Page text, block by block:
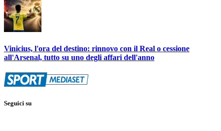
Vinicius, l'ora del destino: rinnovo con il Real o cessione
all'Arsenal, tutto su uno degli affari dell'anno
Seguici su